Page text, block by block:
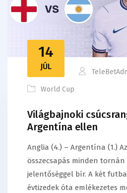
14
JÚL
World Cup
Világbajnoki
Argentína ellen
Anglia (4.) – Argentína (1.)
összecsapás minden
jelentőséggel bír. A két
évtizedek óta emlékezetes